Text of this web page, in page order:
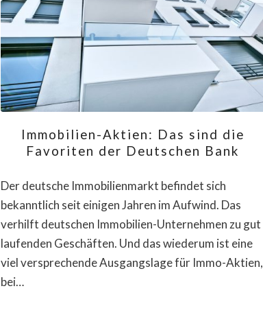
Immobilien-Aktien: Das sind die
Favoriten der Deutschen Bank
Der deutsche Immobilienmarkt befindet sich
bekanntlich seit einigen Jahren im Aufwind. Das
verhilft deutschen Immobilien-Unternehmen zu gut
laufenden Geschäften. Und das wiederum ist eine
viel versprechende Ausgangslage für Immo-Aktien,
bei…